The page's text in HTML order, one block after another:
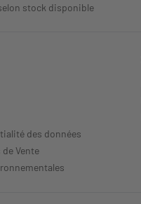
stock disponible
des données
de Vente